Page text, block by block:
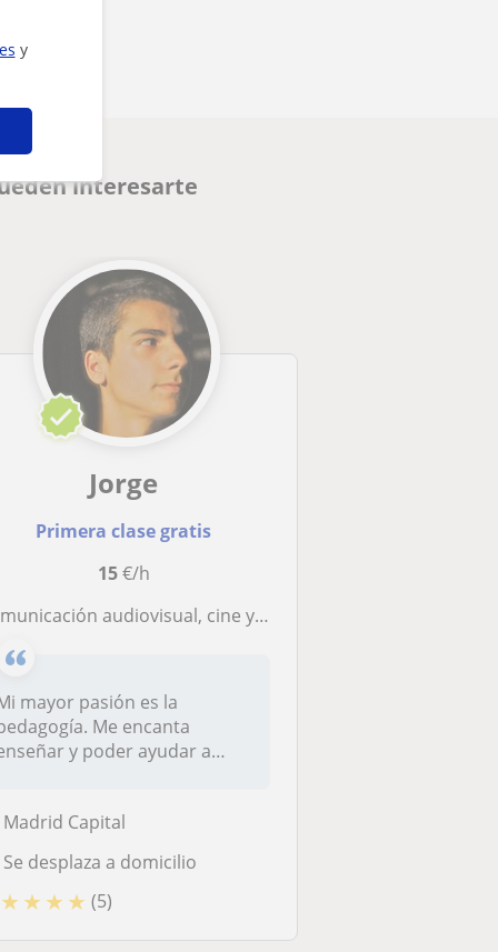
y
interesarte
Jorge
Primera clase gratis
15€/h
audiovisual, cine y fotografía Historia del arte
mayor pasión es la
Me encanta
y poder ayudar a
Madrid Capital
Se desplaza a domicilio
★ ★ ★ ★ (5)